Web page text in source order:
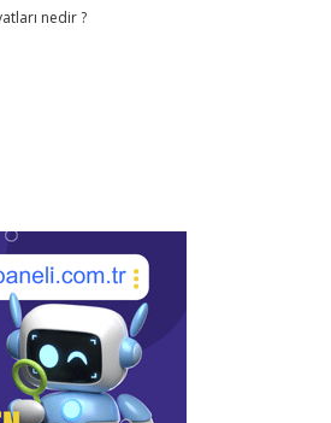
nedir ?